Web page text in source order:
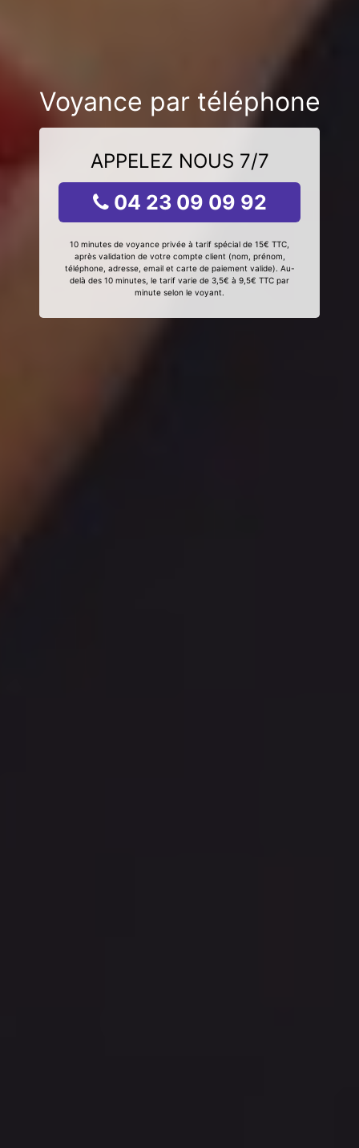
Voyance par téléphone
APPELEZ NOUS 7/7
04 23 09 09 92
10 minutes de voyance privée à tarif spécial de 15€ TTC,
après validation de votre compte client (nom, prénom,
téléphone, adresse, email et carte de paiement valide). Au-
delà des 10 minutes, le tarif varie de 3,5€ à 9,5€ TTC par
minute selon le voyant.